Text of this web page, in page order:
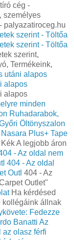
cég -
személyes
palyazatiroceg.hu
szerint - Töltőa
szerint - Töltőa
szerint,
Termékeink,
utáni alapos
alapos
alapos
minden
Ruhadarabok,
Öltönyszalon
Nasara Plus+ Tape
A legjobb áron
- Az oldal nem
404 - Az oldal
Outl 404 - Az
Outlet"
Ha kérdésed
kollégáink állnak
Fedezze
Banatti Az
olasz férfi